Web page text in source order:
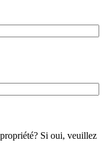
Si oui, veuillez